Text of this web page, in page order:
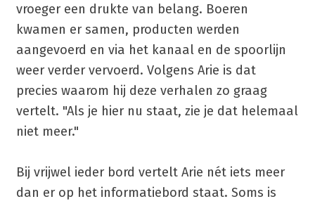
vroeger een drukte van belang. Boeren
kwamen er samen, producten werden
aangevoerd en via het kanaal en de spoorlijn
weer verder vervoerd. Volgens Arie is dat
precies waarom hij deze verhalen zo graag
vertelt. "Als je hier nu staat, zie je dat helemaal
niet meer."
Bij vrijwel ieder bord vertelt Arie nét iets meer
dan er op het informatiebord staat. Soms is